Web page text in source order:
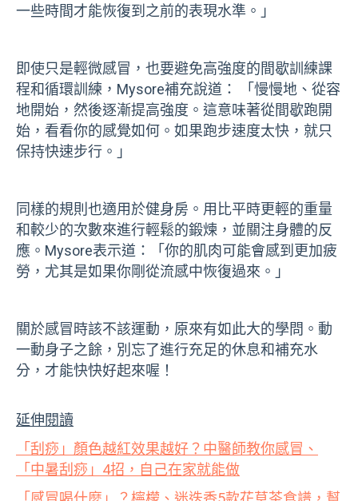
一些時間才能恢復到之前的表現水準。」
即使只是輕微感冒，也要避免高強度的間歇訓練課
程和循環訓練，Mysore補充說道： 「慢慢地、從容
地開始，然後逐漸提高強度。這意味著從間歇跑開
始，看看你的感覺如何。如果跑步速度太快，就只
保持快速步行。」
同樣的規則也適用於健身房。用比平時更輕的重量
和較少的次數來進行輕鬆的鍛煉，並關注身體的反
應。Mysore表示道：「你的肌肉可能會感到更加疲
勞，尤其是如果你剛從流感中恢復過來。」
關於感冒時該不該運動，原來有如此大的學問。動
一動身子之餘，別忘了進行充足的休息和補充水
分，才能快快好起來喔！
延伸閱讀
「刮痧」顏色越紅效果越好？中醫師教你感冒、
「中暑刮痧」4招，自己在家就能做